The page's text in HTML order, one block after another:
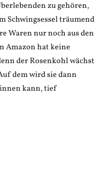
zu gehören,
Schwingsessel träumend
Waren nur noch aus den
Amazon hat keine
der Rosenkohl wächst
dem wird sie dann
kann, tief